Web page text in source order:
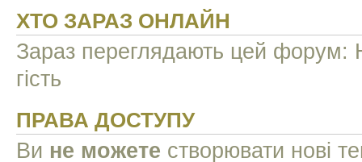
ХТО ЗАРАЗ ОНЛАЙН
Зараз переглядають цей форум:
гість
ПРАВА ДОСТУПУ
Ви не можете створювати нові